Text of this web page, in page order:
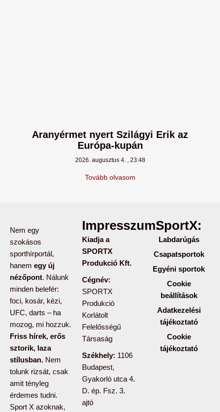
Aranyérmet nyert Szilágyi Erik az
Európa-kupán
2026. augusztus 4. 23:48
Tovább olvasom
Nem egy
szokásos
sporthírportál,
hanem egy új
nézőpont. Nálunk
minden belefér:
foci, kosár, kézi,
UFC, darts – ha
mozog, mi hozzuk.
Friss hírek, erős
sztorik, laza
stílusban. Nem
tolunk rizsát, csak
amit tényleg
érdemes tudni.
Sport X azoknak,
Impresszum:
Kiadja a
SPORTX
Produkció Kft.
Cégnév:
SPORTX
Produkció
Korlátolt
Felelősségű
Társaság
Székhely: 1106
Budapest,
Gyakorló utca 4.
D. ép. Fsz. 3.
ajtó
SportX:
Labdarúgás
Csapatsportok
Egyéni sportok
Cookie
beállítások
Adatkezelési
tájékoztató
Cookie
tájékoztató